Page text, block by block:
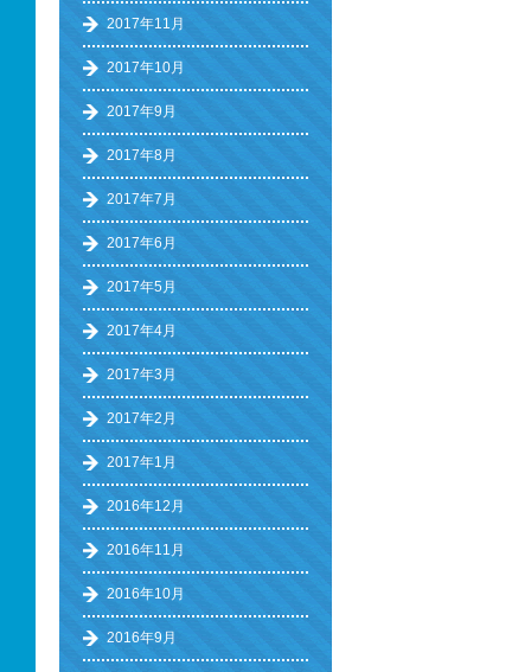
2017年11月
2017年10月
2017年9月
2017年8月
2017年7月
2017年6月
2017年5月
2017年4月
2017年3月
2017年2月
2017年1月
2016年12月
2016年11月
2016年10月
2016年9月